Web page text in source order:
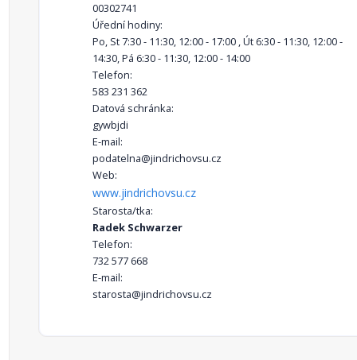
00302741
Úřední hodiny:
Po, St 7:30 - 11:30, 12:00 - 17:00 , Út 6:30 - 11:30, 12:00 -
14:30, Pá 6:30 - 11:30, 12:00 - 14:00
Telefon:
583 231 362
Datová schránka:
gywbjdi
E-mail:
podatelna@jindrichovsu.cz
Web:
www.jindrichovsu.cz
Starosta/tka:
Radek Schwarzer
Telefon:
732 577 668
E-mail:
starosta@jindrichovsu.cz